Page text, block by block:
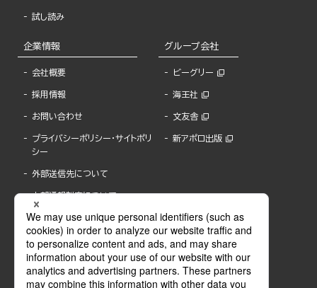
試し読み
企業情報
会社概要
採用情報
お問い合わせ
プライバシーポリシー・サイトポリ
シー
外部送信先について
内部通報制度について
グループ会社
ビーグリー
海王社
文友舎
新アポロ出版